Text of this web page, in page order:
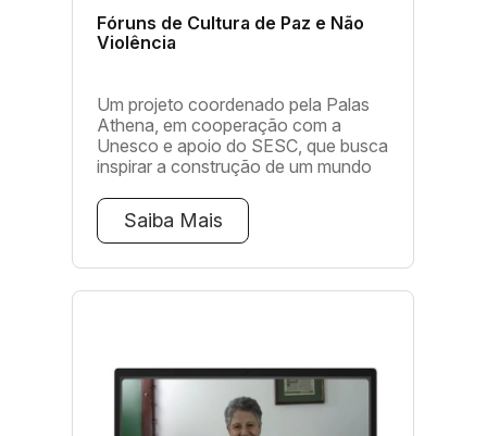
Fóruns de Cultura de Paz e Não
Violência
Um projeto coordenado pela Palas
Athena, em cooperação com a
Unesco e apoio do SESC, que busca
inspirar a construção de um mundo
equânime. There are many variations
of passages of Lorem Ipsum
available, but the majority have
suffered alteration in some form, by
injected humour, or randomised
Saiba Mais